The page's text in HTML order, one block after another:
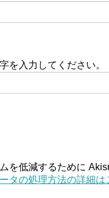
を入力してください。
を低減するために
タの処理方法の詳細は